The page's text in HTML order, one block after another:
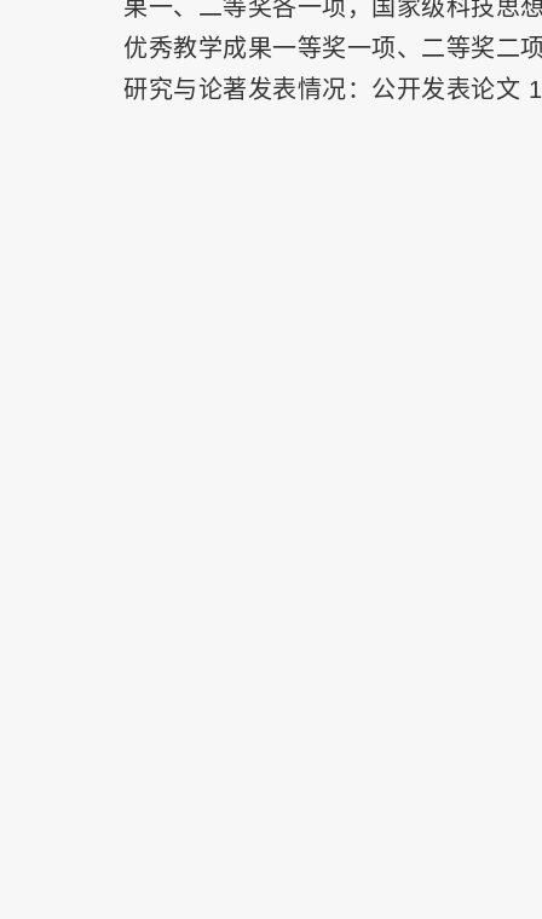
果一、二等奖各一项，国家级科技思
优秀教学成果一等奖一项、二等奖二
研究与论著发表情况：公开发表论文